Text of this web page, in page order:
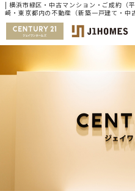
| 横浜市緑区・中古マンション・ご成
崎・東京都内の不動産（新築一戸建て・
ュリー21ジェイワンホームズ